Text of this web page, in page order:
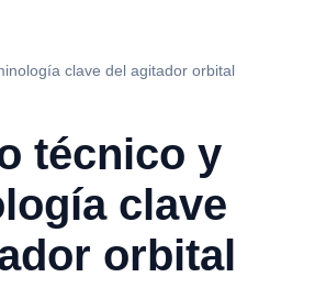
clave del agitador orbital
técnico y
clave
orbital